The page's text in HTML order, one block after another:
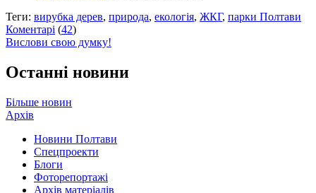
Теги: вирубка дерев, природа, екологія, ЖКГ, парки Полтави
Коментарі (42)
Вислови свою думку!
Останні новини
Більше новин
Архів
Новини Полтави
Спецпроекти
Блоги
Фоторепортажі
Архів матеріалів